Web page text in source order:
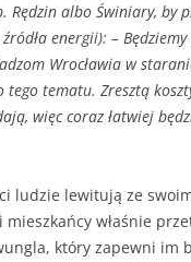
Rędzin albo Świniary, by
energii): –
Wrocławia w
tego tematu. Zresztą
więc coraz łatwiej
ludzie lewitują ze
mieszkańcy właśnie
który zapewni im